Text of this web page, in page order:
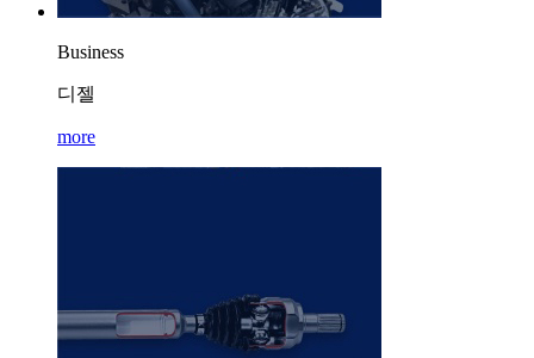
Business
디젤
more